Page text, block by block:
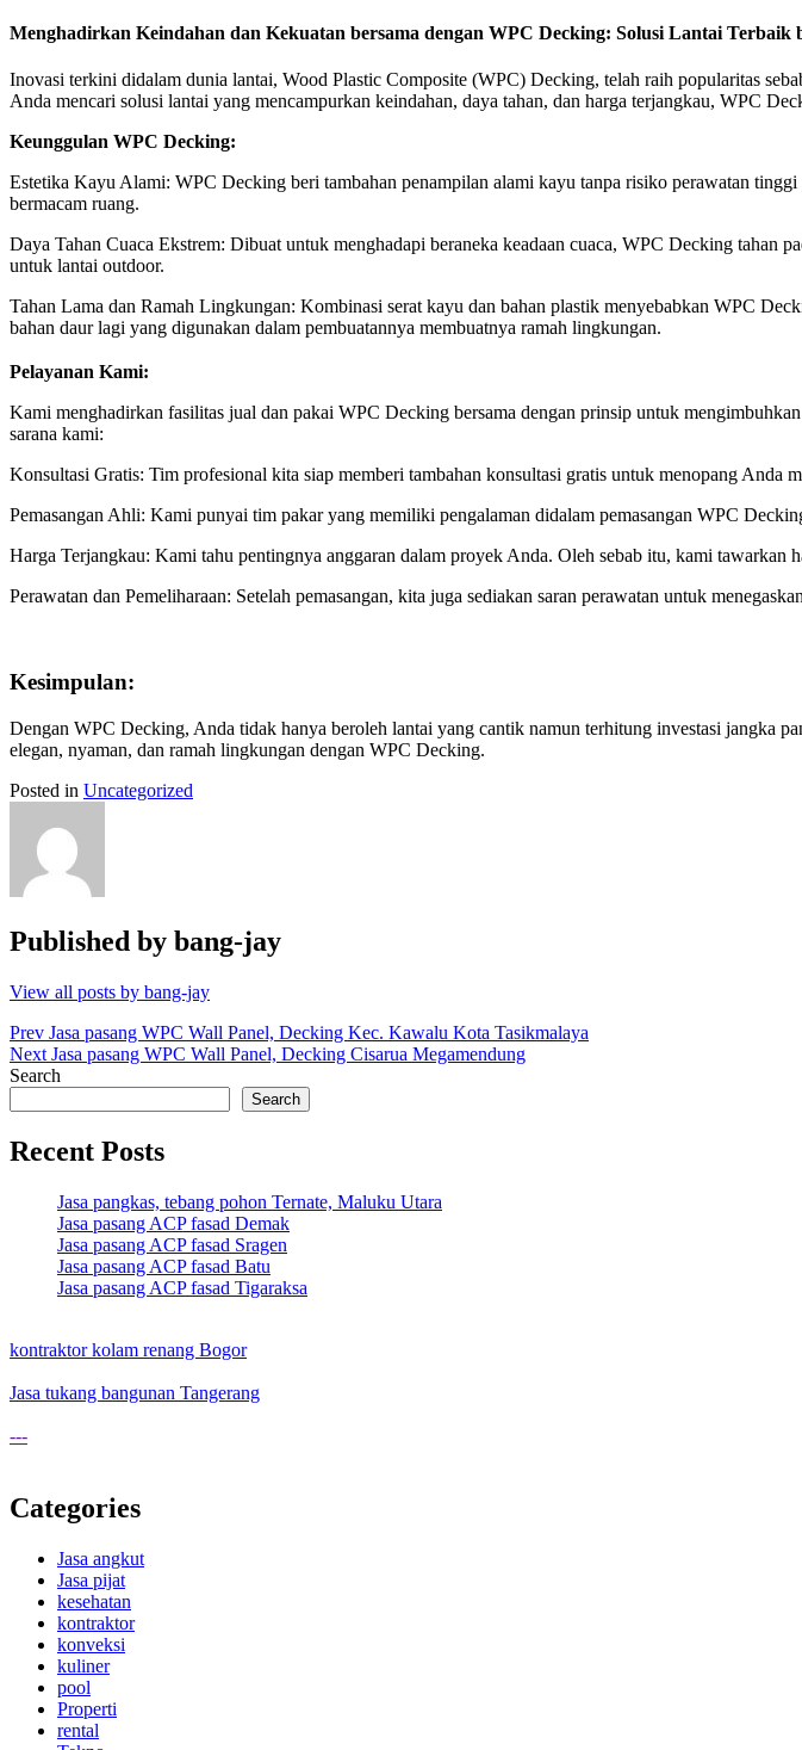
Menghadirkan Keindahan dan Kekuatan bersama dengan WPC Decking: Solusi Lantai Terbaik
Inovasi terkini didalam dunia lantai, Wood Plastic Composite (WPC) Decking, telah raih popularitas
Anda mencari solusi lantai yang mencampurkan keindahan, daya tahan, dan harga terjangkau, WPC
Keunggulan WPC Decking:
Estetika Kayu Alami: WPC Decking beri tambahan penampilan alami kayu tanpa risiko perawatan
bermacam ruang.
Daya Tahan Cuaca Ekstrem: Dibuat untuk menghadapi beraneka keadaan cuaca, WPC Decking tahan
untuk lantai outdoor.
Tahan Lama dan Ramah Lingkungan: Kombinasi serat kayu dan bahan plastik menyebabkan WPC
bahan daur lagi yang digunakan dalam pembuatannya membuatnya ramah lingkungan.
Pelayanan Kami:
Kami menghadirkan fasilitas jual dan pakai WPC Decking bersama dengan prinsip untuk
sarana kami:
Konsultasi Gratis: Tim profesional kita siap memberi tambahan konsultasi gratis untuk menopang Anda
Pemasangan Ahli: Kami punyai tim pakar yang memiliki pengalaman didalam pemasangan WPC
Harga Terjangkau: Kami tahu pentingnya anggaran dalam proyek Anda. Oleh sebab itu, kami tawarkan
Perawatan dan Pemeliharaan: Setelah pemasangan, kita juga sediakan saran perawatan untuk
Kesimpulan:
Dengan WPC Decking, Anda tidak hanya beroleh lantai yang cantik namun terhitung investasi jangka
elegan, nyaman, dan ramah lingkungan dengan WPC Decking.
Posted in Uncategorized
Published by bang-jay
View all posts by bang-jay
Post
navigation
Prev Jasa pasang WPC Wall Panel, Decking Kec. Kawalu Kota Tasikmalaya
Next Jasa pasang WPC Wall Panel, Decking Cisarua Megamendung
Search
Search
Recent Posts
Jasa pangkas, tebang pohon Ternate, Maluku Utara
Jasa pasang ACP fasad Demak
Jasa pasang ACP fasad Sragen
Jasa pasang ACP fasad Batu
Jasa pasang ACP fasad Tigaraksa
kontraktor kolam renang Bogor
Jasa tukang bangunan Tangerang
---
Categories
Jasa angkut
Jasa pijat
kesehatan
kontraktor
konveksi
kuliner
pool
Properti
rental